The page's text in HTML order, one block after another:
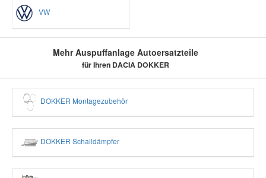
VW
Mehr Auspuffanlage Autoersatzteile
für Ihren DACIA DOKKER
DOKKER Montagezubehör
DOKKER Schalldämpfer